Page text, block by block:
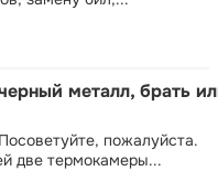
металл, брать
пожалуйста.
две термокамеры...